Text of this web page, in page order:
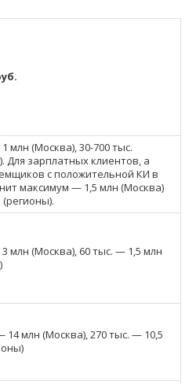
млн (Москва), 30-700 тыс.
Для зарплатных клиентов, а
с положительной КИ в
максимум — 1,5 млн (Москва)
млн (Москва), 60 тыс. — 1,5 млн
14 млн (Москва), 270 тыс. — 10,5